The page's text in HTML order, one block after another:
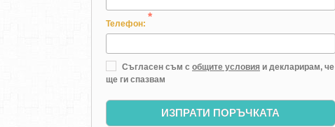
Телефон:
*
Съгласен съм с общите условия и декларирам, че
ще ги спазвам
ИЗПРАТИ ПОРЪЧКАТА